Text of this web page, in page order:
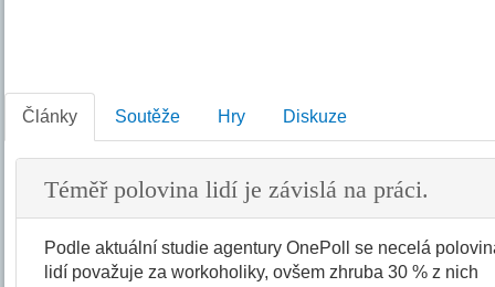
Články Soutěže Hry Diskuze
Téměř polovina lidí je závislá na práci.
Podle aktuální studie agentury OnePoll se necelá
lidí považuje za workoholiky, ovšem zhruba 30 % z nich